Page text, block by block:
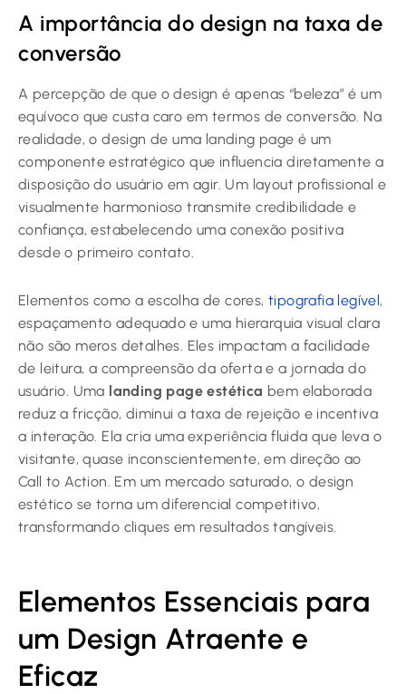
A importância do design na taxa de
conversão
A percepção de que o design é apenas “beleza” é um
equívoco que custa caro em termos de conversão. Na
realidade, o design de uma landing page é um
componente estratégico que influencia diretamente a
disposição do usuário em agir. Um layout profissional e
visualmente harmonioso transmite credibilidade e
confiança, estabelecendo uma conexão positiva
desde o primeiro contato.
Elementos como a escolha de cores, tipografia legível,
espaçamento adequado e uma hierarquia visual clara
não são meros detalhes. Eles impactam a facilidade
de leitura, a compreensão da oferta e a jornada do
usuário. Uma landing page estética bem elaborada
reduz a fricção, diminui a taxa de rejeição e incentiva
a interação. Ela cria uma experiência fluida que leva o
visitante, quase inconscientemente, em direção ao
Call to Action. Em um mercado saturado, o design
estético se torna um diferencial competitivo,
transformando cliques em resultados tangíveis.
Elementos Essenciais para
um Design Atraente e
Eficaz